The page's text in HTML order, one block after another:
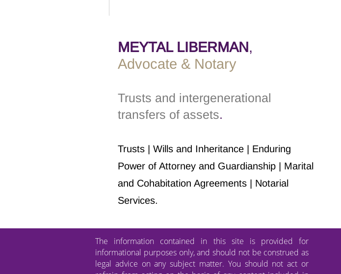
ככלי להעברה
הפודקאסט הראשון שלי
MEYTAL LIBERMAN,
Advocate & Notary
Trusts and intergenerational
transfers of assets.
Trusts | Wills and Inheritance | Enduring
Power of Attorney and Guardianship | Marital
and Cohabitation Agreements | Notarial
Services.
The information contained in this site is provided for
informational purposes only, and should not be construed as
legal advice on any subject matter. You should not act or